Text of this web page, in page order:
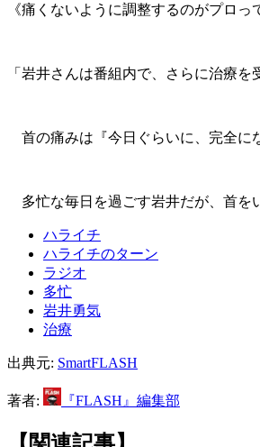
《痛くないように調整するのがプロ
「岩井さんは番組内で、さらに治療を
首の痛みは『今日ぐらいに、完全に
多忙な毎日を過ごす岩井だが、首を
ハライチ
ハライチのターン
ラジオ
多忙
岩井勇気
治療
出典元: SmartFLASH
著者: 『FLASH』編集部